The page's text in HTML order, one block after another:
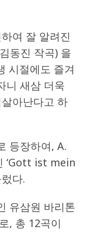
여 잘 알려진
동진 작곡) 을
시절에도 즐겨
니 새삼 더욱
아난다고 하
등장하여, A.
‘Gott ist mein
다.
유삼원 바리톤
, 총 12곡이